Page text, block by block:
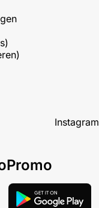
Instagram